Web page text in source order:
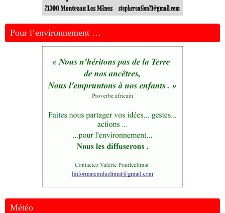
Pour l’environnement …
Météo